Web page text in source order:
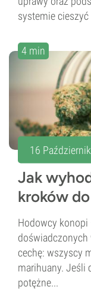
systemie
4 min
16
Jak
kroków
Hodowcy konopi
cechę: wszyscy
marihuany. Jeśli
potężne...